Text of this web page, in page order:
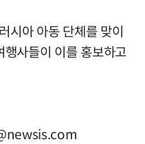
시아 아동 단체를 맞이
사들이 이를 홍보하고